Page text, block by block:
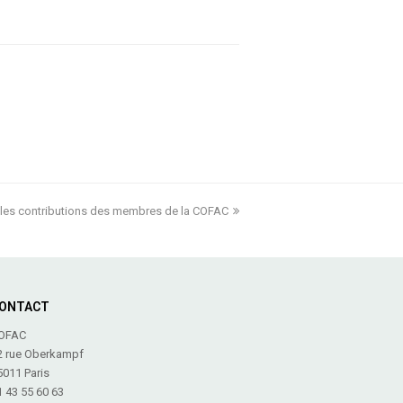
contributions des membres de la COFAC
rue Oberkampf
Paris
43 55 60 63